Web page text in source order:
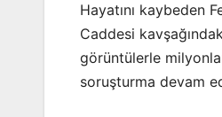
Hayatını kaybeden
Caddesi
görüntülerle
soruşturma devam